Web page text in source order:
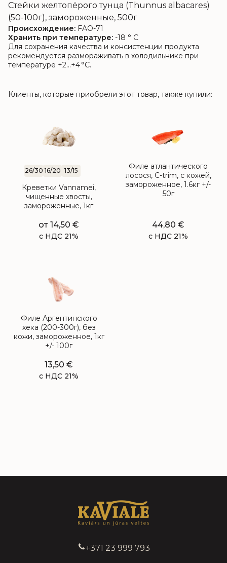
Стейки желтопёрого тунца (Thunnus albacares)
(50-100г), замороженные, 500г
Происхождение: FAO-71
Хранить при температуре: -18 ° C
Для сохранения качества и консистенции продукта
рекомендуется размораживать в холодильнике при
температуре +2…+4 °C.
Клиенты, которые приобрели этот товар, также купили:
26/30 16/20 13/15
Креветки Vannamei,
чищенные хвосты,
замороженные, 1кг
от 14,50 €
с НДС 21%
Филе атлантического
лосося, C-trim, с кожей,
замороженное, 1.6кг +/-
50г
44,80 €
с НДС 21%
Филе Аргентинского
хека (200-300г), без
кожи, замороженное, 1кг
+/- 100г
13,50 €
с НДС 21%
+371 23 999 793